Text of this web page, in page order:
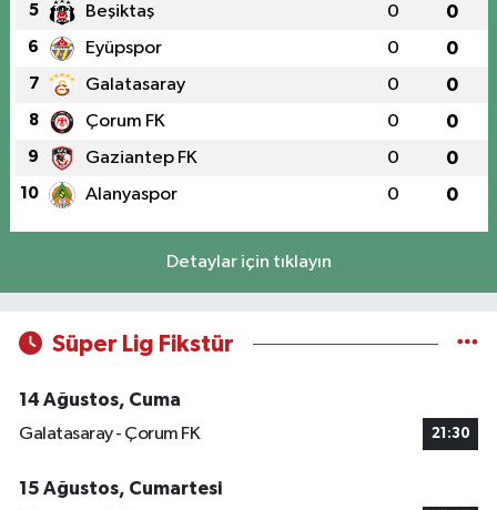
5 Beşiktaş 0 0
6 Eyüpspor 0 0
7 Galatasaray 0 0
8 Çorum FK 0 0
9 Gaziantep FK 0 0
10 Alanyaspor 0 0
Detaylar için tıklayın
Süper Lig Fikstür
14 Ağustos, Cuma
Galatasaray - Çorum FK
21:30
15 Ağustos, Cumartesi